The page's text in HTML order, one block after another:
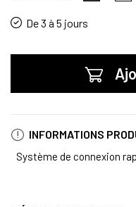
De 3 à 5 jours
INFORMATIONS
Système de connexion